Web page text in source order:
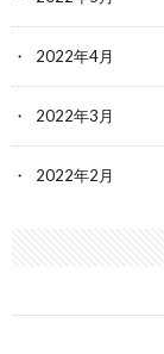
2022年4月
2022年3月
2022年2月